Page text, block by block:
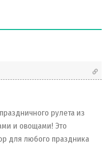
рулета из
и овощами! Это
для любого праздника